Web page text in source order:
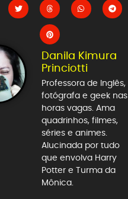
Danila Kimura
Princiotti
Professora de Inglês,
fotógrafa e geek nas
horas vagas. Ama
quadrinhos, filmes,
séries e animes.
Alucinada por tudo
que envolva Harry
Potter e Turma da
Mônica.